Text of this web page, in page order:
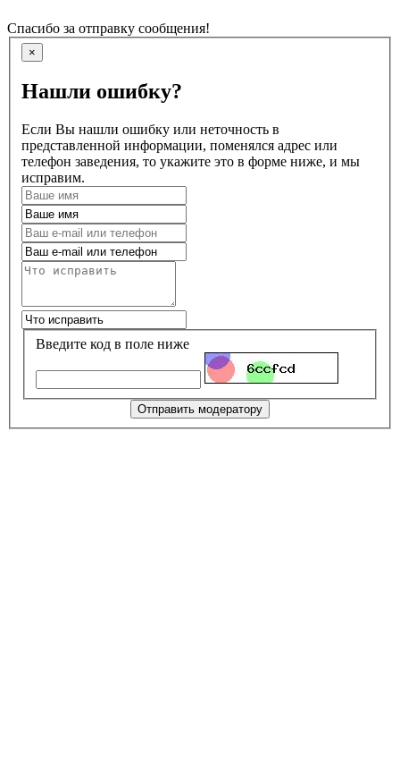
Спасибо за отправку сообщения!
×
Нашли ошибку?
Если Вы нашли ошибку или неточность в
представленной информации, поменялся адрес или
телефон заведения, то укажите это в форме ниже, и мы
исправим.
Введите код в поле ниже
Отправить модератору